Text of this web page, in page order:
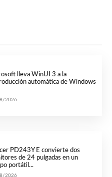
lleva WinUI 3 a la
automática de Windows
2026
PD243Y E convierte dos
de 24 pulgadas en un
portátil...
2026